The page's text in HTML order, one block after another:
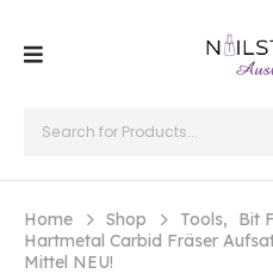
Home Shop Tools,
Bit
Hartmetal Carbid Fräser
Mittel NEU!